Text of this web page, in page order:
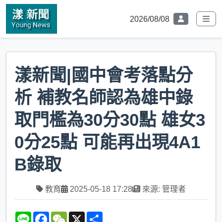
2026/08/08
漾新聞|國中會考落點分
析 補教名師認為雄中錄
取門檻為30分30點 雄女3
0分25點 可能再出現4A1
B錄取
教育 2025-05-18 17:28 來源: 管理者
L
F
W
X